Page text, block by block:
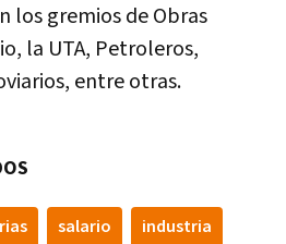
los gremios de Obras
la UTA, Petroleros,
entre otras.
salario industria